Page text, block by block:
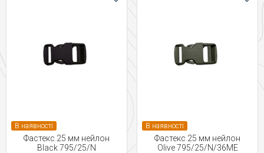
В наявності
Фастекс 25 мм нейлон
Black 795/25/N
В наявності
Фастекс 25 мм нейлон
Olive 795/25/N/36ME